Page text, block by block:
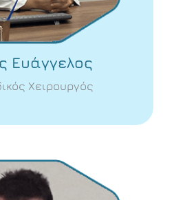
Ευάγγελος
Χειρουργός